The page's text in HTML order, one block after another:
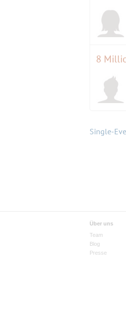
8
Single-
Über uns
Team
Blog
Presse